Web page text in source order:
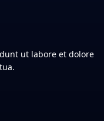
ut labore et dolore